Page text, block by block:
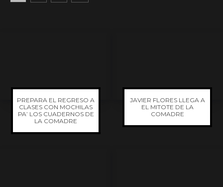
PREPARA EL REGRESO A
CLASES CON MOCHILAS
PA’ LOS CUADERNOS DE
LA COMADRE
JAVIER FLORES LLEGA A
EL MITOTE DE LA
COMADRE